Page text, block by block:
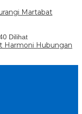
Martabat
Dilihat
Harmoni Hubungan